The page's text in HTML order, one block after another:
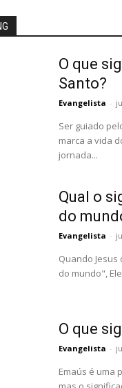
O que
Santo?
Evangelista -
Ser guiado
marca a vida
jornada...
Qual o
do
Evangelista -
Quando
do mundo",
O que
Evangelista -
Emaús é uma